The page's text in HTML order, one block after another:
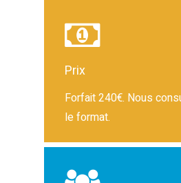
Prix
Forfait 240€. Nous
le format.